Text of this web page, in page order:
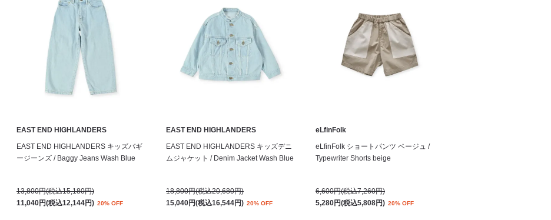
EAST END HIGHLANDERS
EAST END HIGHLANDERS キッズバギ
ージーンズ / Baggy Jeans Wash Blue
13,800円(税込15,180円)
11,040円(税込12,144円) 20% OFF
EAST END HIGHLANDERS
EAST END HIGHLANDERS キッズデニ
ムジャケット / Denim Jacket Wash Blue
18,800円(税込20,680円)
15,040円(税込16,544円) 20% OFF
eLfinFolk
eLfinFolk ショートパンツ ベージュ /
Typewriter Shorts beige
6,600円(税込7,260円)
5,280円(税込5,808円) 20% OFF